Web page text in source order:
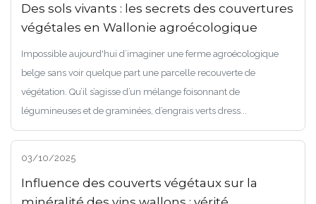
Des sols vivants : les secrets des couvertures
végétales en Wallonie agroécologique
Impossible aujourd'hui d’imaginer une ferme agroécologique
belge sans voir quelque part une parcelle recouverte de
végétation. Qu’il s’agisse d’un mélange foisonnant de
légumineuses et de graminées, d’engrais verts dress...
03/10/2025
Influence des couverts végétaux sur la